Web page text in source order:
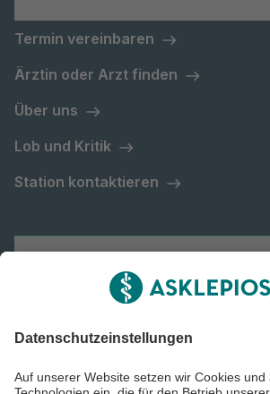
Termin vereinbaren
Ärztin oder Arzt finden
Über uns
Lob und Kritik
Station kontaktieren
Asklepios Gruppe